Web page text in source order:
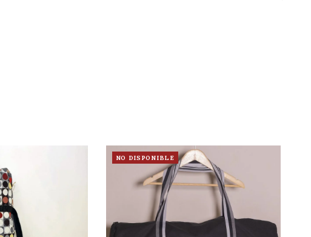
NO DISPONIBLE